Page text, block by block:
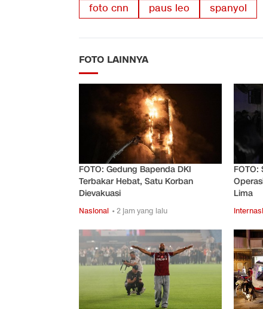
foto cnn paus leo spanyol
FOTO LAINNYA
FOTO: Gedung Bapenda DKI
Terbakar Hebat, Satu Korban
Dievakuasi
Nasional • 2 jam yang lalu
FOTO:
Lima